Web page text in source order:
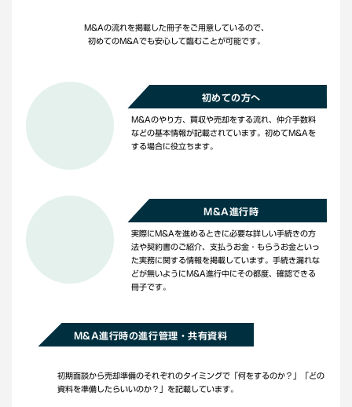
M&Aの流れを掲載した冊子をご用意しているので、
初めてのM&Aでも安心して臨むことが可能です。
初めての方へ
M&Aのやり方、買収や売却をする流れ、仲介手数料
などの基本情報が記載されています。初めてM&Aを
する場合に役立ちます。
M&A進行時
実際にM&Aを進めるときに必要な詳しい手続きの方
法や契約書のご紹介、支払うお金・もらうお金といっ
た実務に関する情報を掲載しています。手続き漏れな
どが無いようにM&A進行中にその都度、確認できる
冊子です。
M&A進行時の進行管理・共有資料
初期面談から売却準備のそれぞれのタイミングで「何をするのか？」「どの
資料を準備したらいいのか？」を記載しています。